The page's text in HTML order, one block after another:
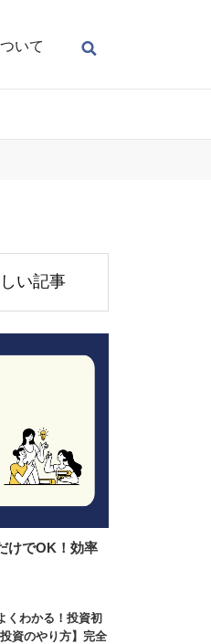
いて
い記事
けでOK！効率
くわかる！投資初
資のやり方】完全